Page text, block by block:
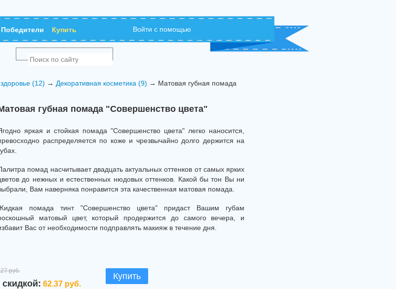
Победители Купить Войти с помощью
(12) → Декоративная косметика (9) → Матовая губная помада
губная помада "Совершенство цвета"
яркая и стойкая помада "Совершенство цвета" легко наносится,
распределяется по коже и чрезвычайно долго держится на
помад насчитывает двадцать актуальных оттенков от самых ярких
до нежных и естественных нюдовых оттенков. Какой бы тон Вы ни
Вам наверняка понравится эта качественная матовая помада.
помада тинт "Совершенство цвета" придаст Вашим губам
матовый цвет, который продержится до самого вечера, и
Вас от необходимости подправлять макияж в течение дня.
руб.
62.37 руб.
Купить